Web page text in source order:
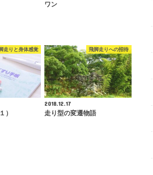
ワン
走りと身体感覚
）
飛脚走りへの招待
2018.12.17
走り型の変遷物語